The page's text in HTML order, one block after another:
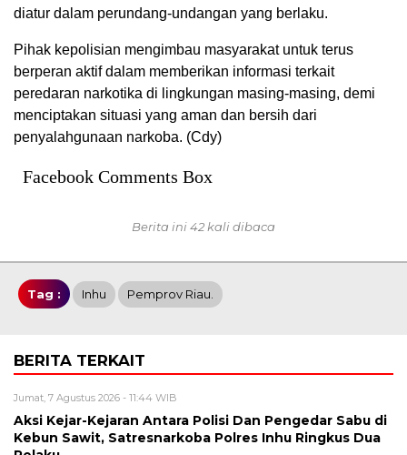
diatur dalam perundang-undangan yang berlaku.
Pihak kepolisian mengimbau masyarakat untuk terus
berperan aktif dalam memberikan informasi terkait
peredaran narkotika di lingkungan masing-masing, demi
menciptakan situasi yang aman dan bersih dari
penyalahgunaan narkoba. (Cdy)
Facebook Comments Box
Berita ini 42 kali dibaca
Tag : Inhu Pemprov Riau.
BERITA TERKAIT
Jumat, 7 Agustus 2026 - 11:44 WIB
Aksi Kejar-Kejaran Antara Polisi Dan Pengedar Sabu di
Kebun Sawit, Satresnarkoba Polres Inhu Ringkus Dua